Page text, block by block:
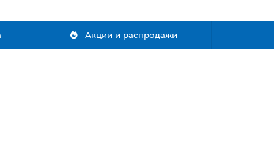
Акции и распродажи